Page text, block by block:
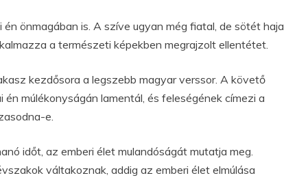
önmagában is. A szíve ugyan még fiatal, de sötét haja
a természeti képekben megrajzolt ellentétet.
kezdősora a legszebb magyar verssor. A követő
múlékonyságán lamentál, és feleségének címezi a
e.
időt, az emberi élet mulandóságát mutatja meg.
váltakoznak, addig az emberi élet elmúlása